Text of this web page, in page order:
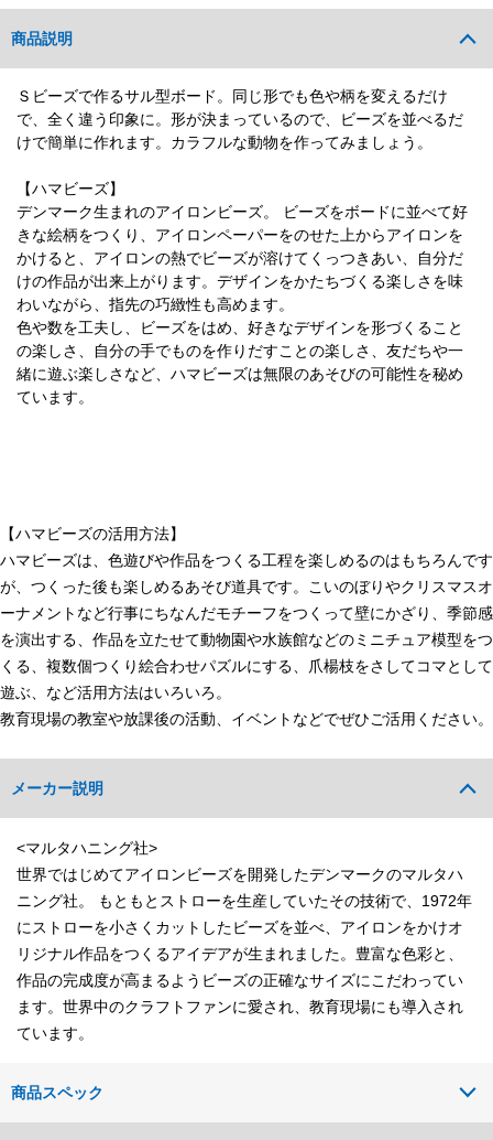
商品説明
Ｓビーズで作るサル型ボード。同じ形でも色や柄を変えるだけ
で、全く違う印象に。形が決まっているので、ビーズを並べるだ
けで簡単に作れます。カラフルな動物を作ってみましょう。
【ハマビーズ】
デンマーク生まれのアイロンビーズ。 ビーズをボードに並べて好
きな絵柄をつくり、アイロンペーパーをのせた上からアイロンを
かけると、アイロンの熱でビーズが溶けてくっつきあい、自分だ
けの作品が出来上がります。デザインをかたちづくる楽しさを味
わいながら、指先の巧緻性も高めます。
色や数を工夫し、ビーズをはめ、好きなデザインを形づくること
の楽しさ、自分の手でものを作りだすことの楽しさ、友だちや一
緒に遊ぶ楽しさなど、ハマビーズは無限のあそびの可能性を秘め
ています。
【ハマビーズの活用方法】
ハマビーズは、色遊びや作品をつくる工程を楽しめるのはもちろんです
が、つくった後も楽しめるあそび道具です。こいのぼりやクリスマスオ
ーナメントなど行事にちなんだモチーフをつくって壁にかざり、季節感
を演出する、作品を立たせて動物園や水族館などのミニチュア模型をつ
くる、複数個つくり絵合わせパズルにする、爪楊枝をさしてコマとして
遊ぶ、など活用方法はいろいろ。
教育現場の教室や放課後の活動、イベントなどでぜひご活用ください。
メーカー説明
<マルタハニング社>
世界ではじめてアイロンビーズを開発したデンマークのマルタハ
ニング社。 もともとストローを生産していたその技術で、1972年
にストローを小さくカットしたビーズを並べ、アイロンをかけオ
リジナル作品をつくるアイデアが生まれました。豊富な色彩と、
作品の完成度が高まるようビーズの正確なサイズにこだわってい
ます。世界中のクラフトファンに愛され、教育現場にも導入され
ています。
商品スペック